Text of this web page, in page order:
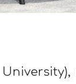
University),